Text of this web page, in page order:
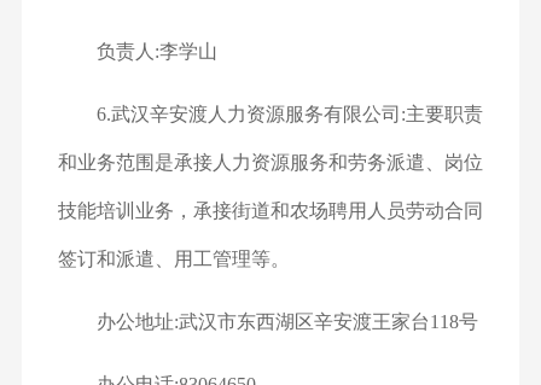
负责人:李学山
6.武汉辛安渡人力资源服务有限公司:主要职责
和业务范围是承接人力资源服务和劳务派遣、岗位
技能培训业务，承接街道和农场聘用人员劳动合同
签订和派遣、用工管理等。
办公地址:武汉市东西湖区辛安渡王家台118号